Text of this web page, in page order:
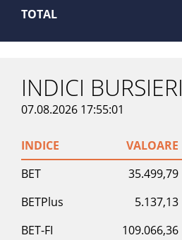
TOTAL
INDICI BURSIERI
07.08.2026 17:55:01
INDICE VALOARE
BET
35.499,79
BETPlus
5.137,13
BET-FI
109.066,36